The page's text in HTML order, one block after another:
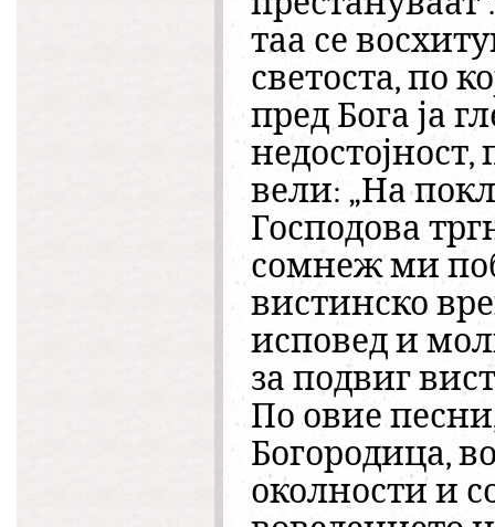
таа се
светоста, по
пред Бога ја
вели: „На
Господова
сомнеж ми
вистинско
исповед и
за подвиг
По овие
Богородица,
околности и